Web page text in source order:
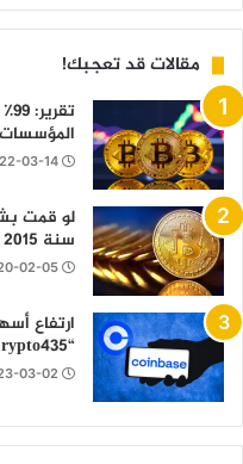
مقالات قد تعجبك!
المؤسسات
03-14
لو قمت
سنة 2015 … كم ستملك الأن؟
02-05
ارتفاع
“Crypto435”!
03-02